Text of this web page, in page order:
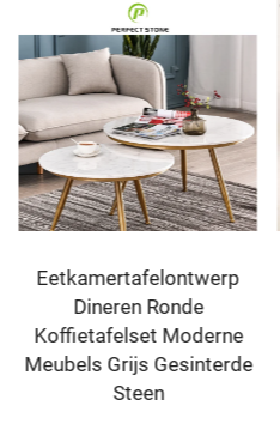
Eetkamertafelontwerp
Dineren Ronde
Koffietafelset Moderne
Meubels Grijs Gesinterde
Steen